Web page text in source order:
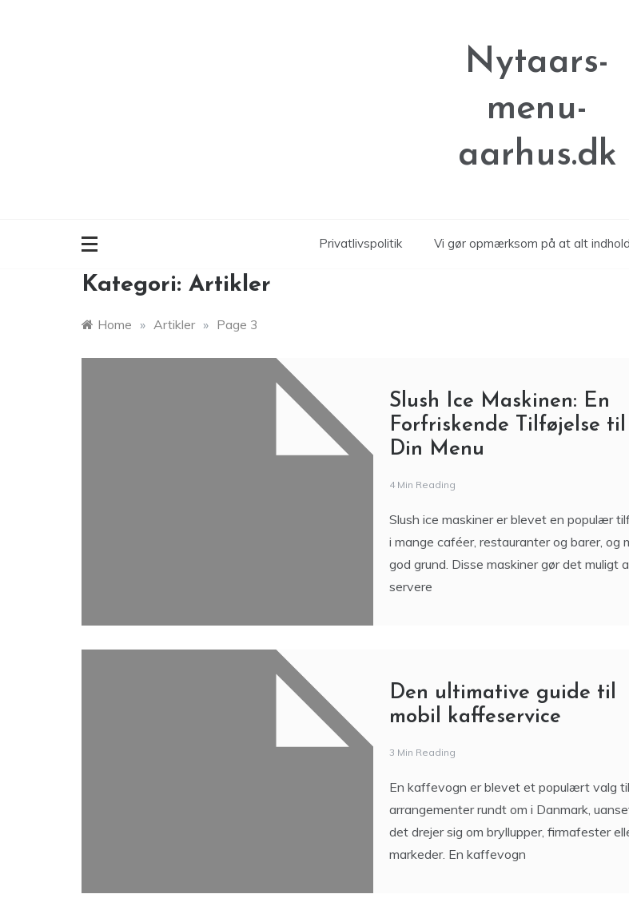
Nytaars-
menu-
aarhus.dk
Privatlivspolitik Vi gør opmærksom på at alt
Kategori: Artikler
Home » Artikler » Page 3
Slush Ice Maskinen: En
Forfriskende Tilføjelse til
Din Menu
4 Min Reading
Slush ice maskiner er blevet en populær
i mange caféer, restauranter og barer, og
god grund. Disse maskiner gør det muligt
servere
Den ultimative guide til
mobil kaffeservice
3 Min Reading
En kaffevogn er blevet et populært valg til
arrangementer rundt om i Danmark,
det drejer sig om bryllupper, firmafester
markeder. En kaffevogn